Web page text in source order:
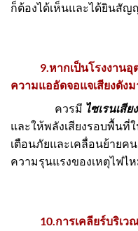
ก็ต้องได้เห็นและได้ยินสั
9.หากเป็นโรงงาน
ความแออัดจอแจเสียงดัง
ควรมี ไซเรนเสียง
และให้พลังเสียงรอบพื้นที่
เตือนภัยและเคลื่อนย้ายค
ความรุนแรงของเหตุไฟ
10.การเคลียร์บริเวณ